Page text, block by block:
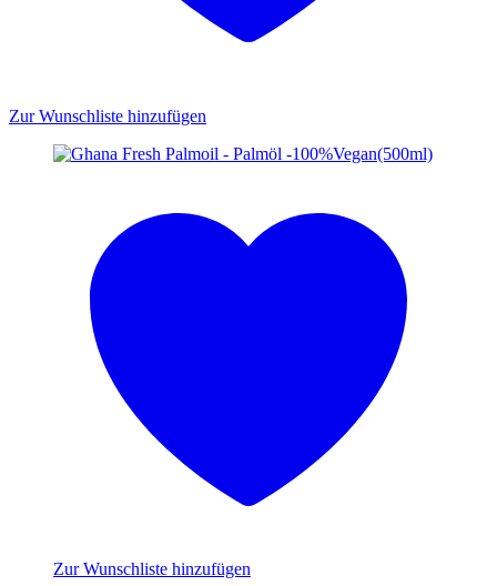
Zur Wunschliste hinzufügen
Zur Wunschliste hinzufügen